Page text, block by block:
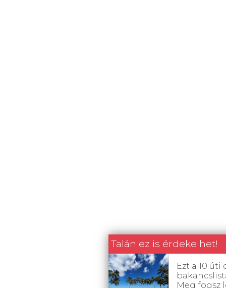
Talán ez is érdekelhet!
Ezt a 10 úti
Meg fogsz